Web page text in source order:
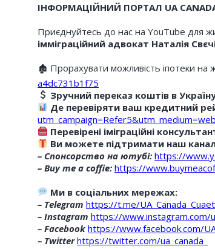
ІНФОРМАЦІЙНИЙ ПОРТАЛ UA
Приєднуйтесь до нас на YouTube для
імміграційний адвокат Наталія
🏚 Прорахувати можливість іпотеки на
a4dc731b1f75
Зручний переказ коштів в
Де перевіряти ваш кредитний
Перевірені іміграційні
Ви можете підтримати наш
– Спонсорство на ютубі: https://
– Buy me a coffie: https://
Ми в соціальних мережах:
– Telegram https://t.me/UA_Canada_Cuaet
– Instagram https://www.instagram.com/
– Facebook https://www.facebook.com/
– Twitterhttps://twitter.com/ua_canada_